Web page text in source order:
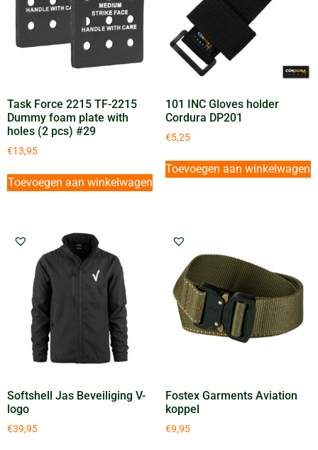
Task Force 2215 TF-2215
Dummy foam plate with
holes (2 pcs) #29
€13,95
Toevoegen aan winkelwagen
101 INC Gloves holder
Cordura DP201
€5,25
Toevoegen aan winkelwagen
Softshell Jas Beveiliging V-
logo
€39,95
Fostex Garments Aviation
koppel
€9,95